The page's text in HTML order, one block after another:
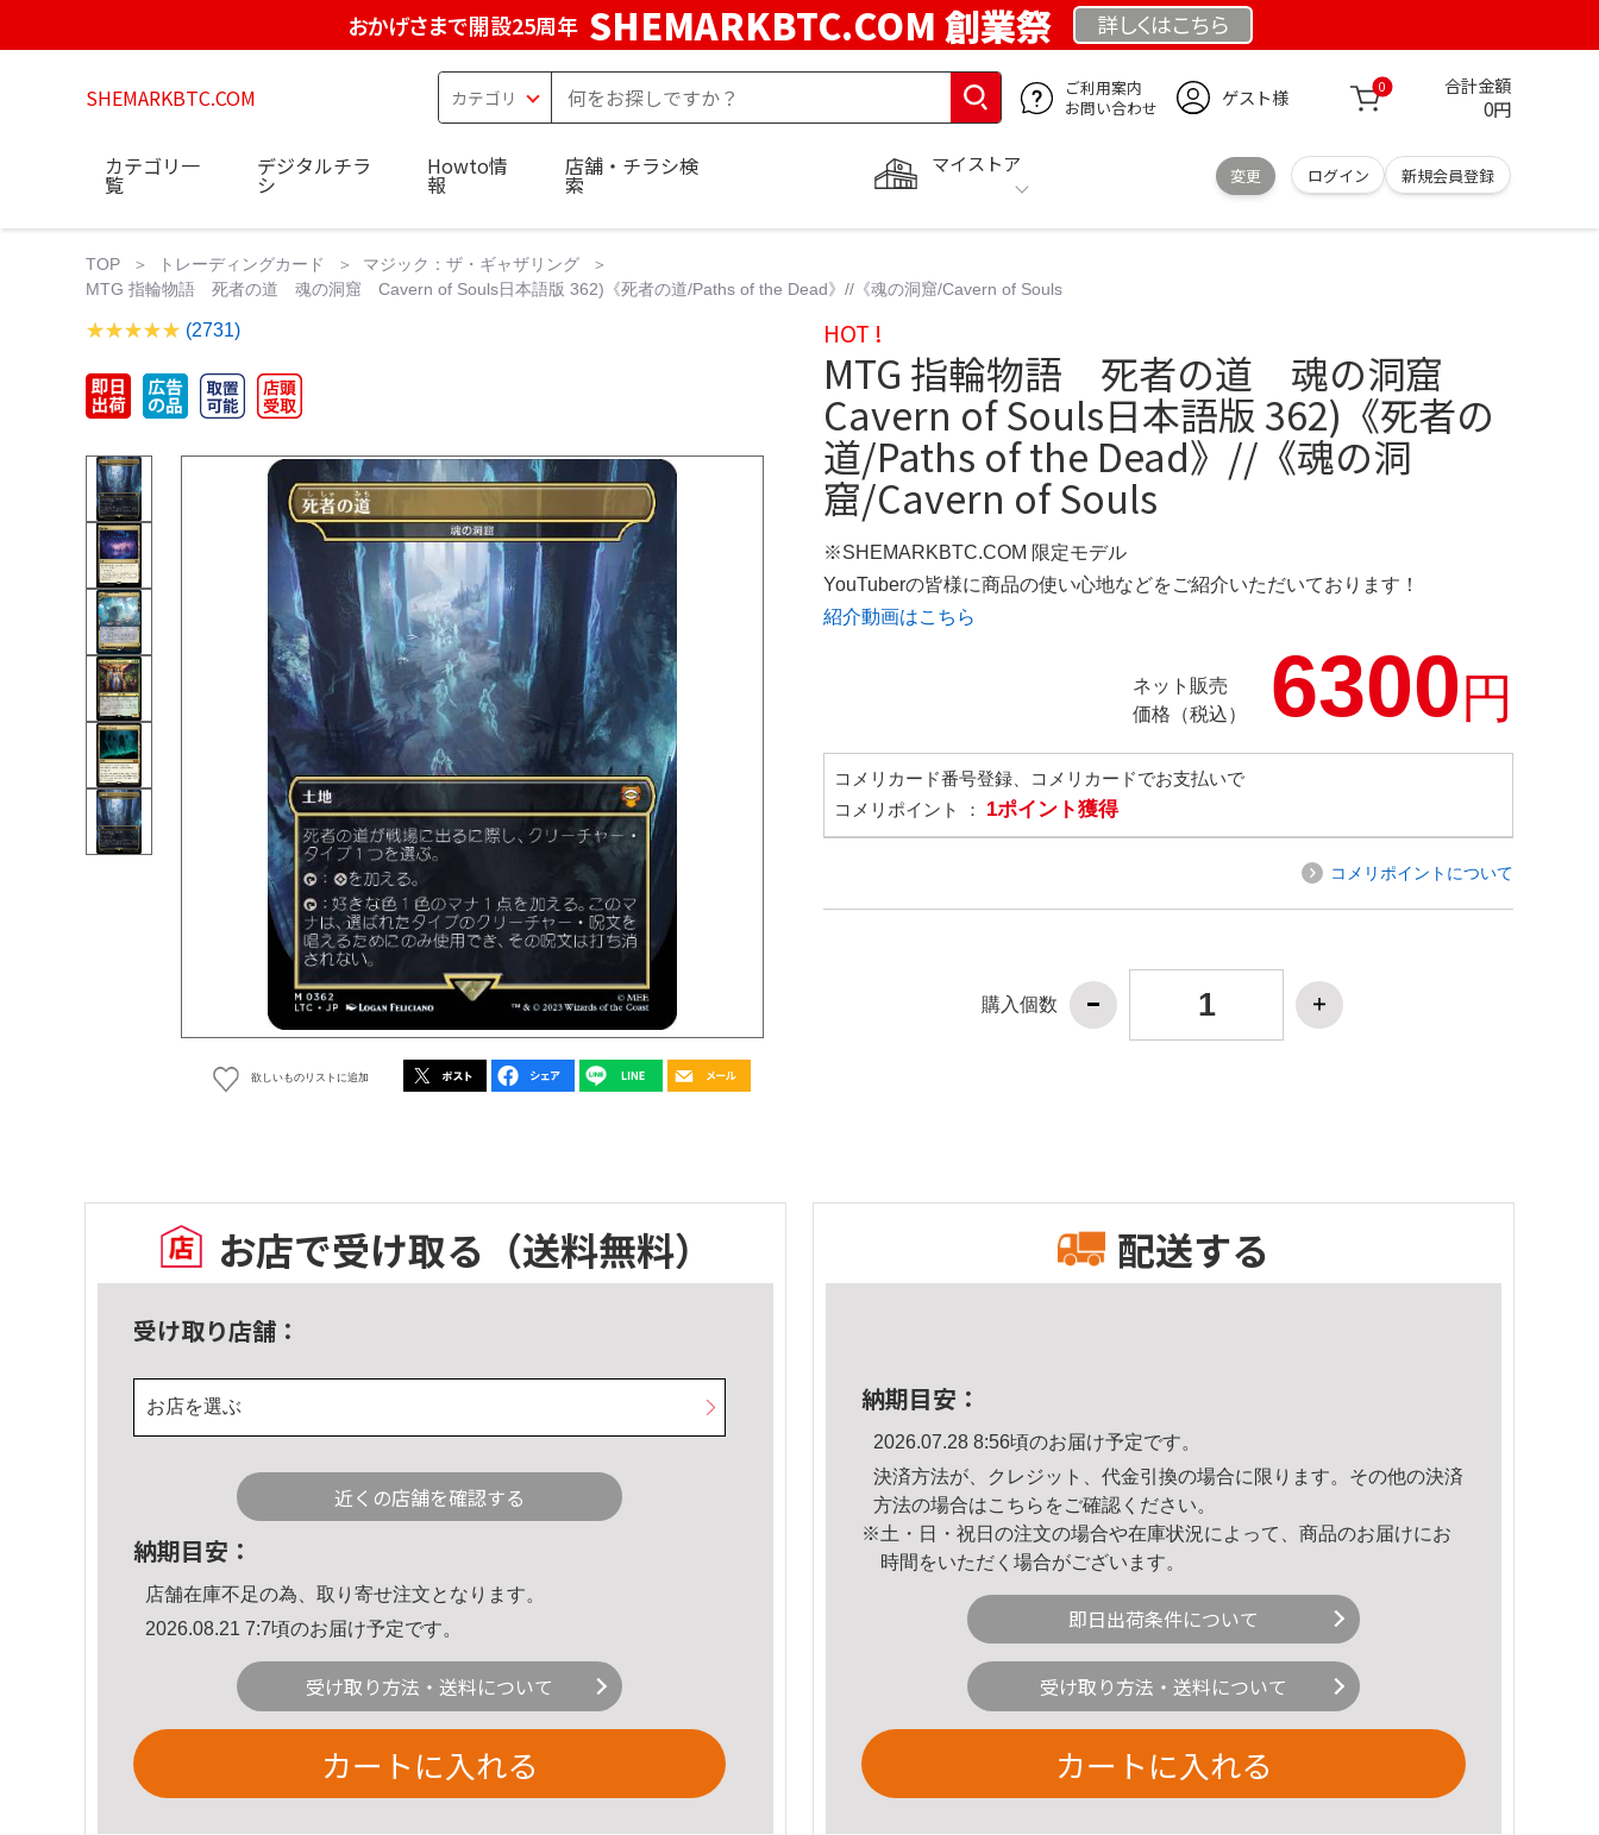
おかげさまで開設25周年 SHEMARKBTC.COM 創業祭 詳しくはこちら
SHEMARKBTC.COM
ご利用案内
お問い合わせ
ゲスト様 0 合計金額
0円
マイストア
変更 ログイン 新規会員登録
カテゴリ一
覧
デジタルチラ
シ
Howto情
報
店舗・チラシ検
索
TOP トレーディングカード
マジック：ザ・ギャザリング
MTG 指輪物語 死者の道 魂の洞窟 Cavern of Souls日本語版 362)《死者の道/Paths of the Dead》//《魂の洞窟/Cavern of Souls
(2731)
欲しいものリストに追加
HOT !
MTG 指輪物語 死者の道 魂の洞窟
Cavern of Souls日本語版 362)《死者の
道/Paths of the Dead》//《魂の洞
窟/Cavern of Souls
※SHEMARKBTC.COM 限定モデル
YouTuberの皆様に商品の使い心地などをご紹介いただいております！
紹介動画はこちら
ネット販売
価格（税込）
6300円
コメリカード番号登録、コメリカードでお支払いで
コメリポイント ： 1ポイント獲得
コメリポイントについて
購入個数
お店で受け取る （送料無料）
受け取り店舗：
お店を選ぶ
近くの店舗を確認する
納期目安：
店舗在庫不足の為、取り寄せ注文となります。
2026.08.21 7:7頃のお届け予定です。
受け取り方法・送料について
カートに入れる
配送する
納期目安：
2026.07.28 8:56頃のお届け予定です。
決済方法が、クレジット、代金引換の場合に限ります。その他の決済
方法の場合はこちら をご確認ください。
※土・日・祝日の注文の場合や在庫状況によって、商品のお届けにお
時間をいただく場合がございます。
即日出荷条件について
受け取り方法・送料について
カートに入れる